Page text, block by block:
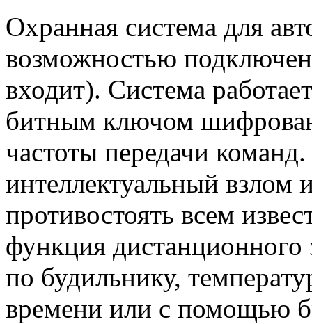
Охранная система для
возможностью
входит). Система
битным ключом
частоты передачи
интеллектуальный взлом
противостоять всем
функция дистанционного
по будильнику,
времени или с помощью